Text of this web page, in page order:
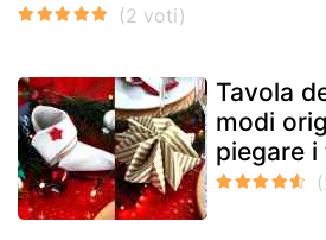
Tavola
modi
piegare